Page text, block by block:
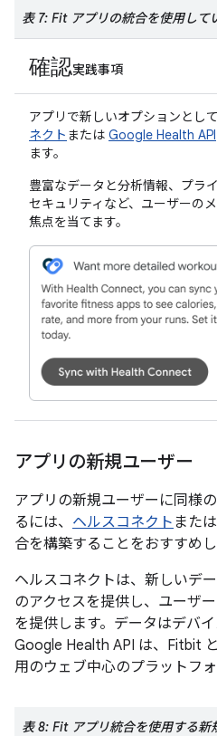
表 7: Fit アプリの統合を使用して
確認実践事項
アプリで新しいオプションとして
ネクト または Google Health API
ます。
豊富なデータと分析情報、プライ
セキュリティなど、ユーザーの
焦点を当てます。
アプリの新規ユーザー
アプリの新規ユーザーに同様
るには、 ヘルスコネクト または
合を構築することをおすすめし
ヘルスコネクトは、新しいデ
のアクセスを提供し、ユーザ
を提供します。データはデバ
Google Health API は、Fitbit
用のウェブ中心のプラットフォ
表 8: Fit アプリ統合を使用する新